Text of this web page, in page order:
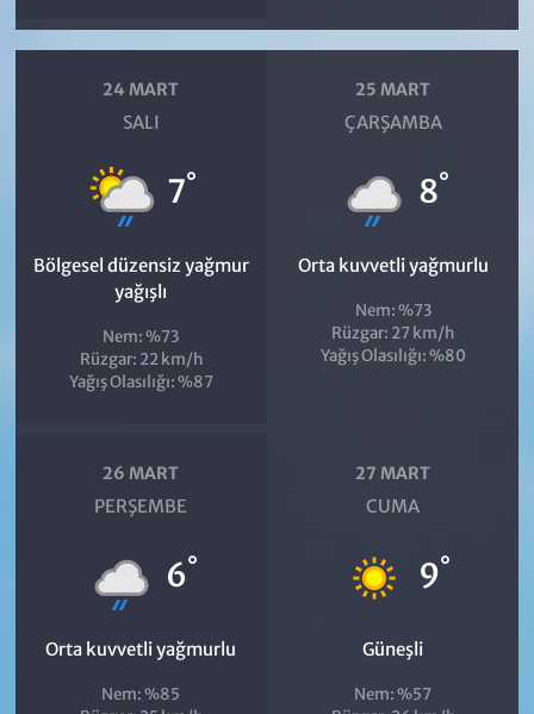
24 MART
SALI
7°
Bölgesel düzensiz yağmur
yağışlı
Nem: %73
Rüzgar: 22 km/h
Yağış Olasılığı: %87
25 MART
ÇARŞAMBA
8°
Orta kuvvetli yağmurlu
Nem: %73
Rüzgar: 27 km/h
Yağış Olasılığı: %80
26 MART
PERŞEMBE
6°
Orta kuvvetli yağmurlu
Nem: %85
27 MART
CUMA
9°
Güneşli
Nem: %57